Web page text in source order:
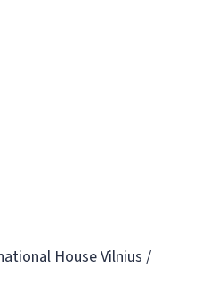
House Vilnius /